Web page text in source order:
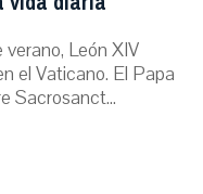
León XIV
el Vaticano. El Papa
Sacrosanct...